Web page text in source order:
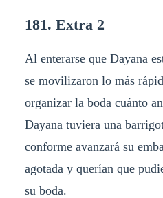
181. Extra 2
Al enterarse que Dayana
se movilizaron lo más
organizar la boda cuánto
Dayana tuviera una
conforme avanzará su
agotada y querían que
su boda.